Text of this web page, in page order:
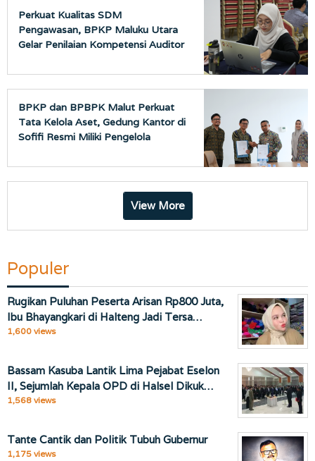
Perkuat Kualitas SDM
Pengawasan, BPKP Maluku Utara
Gelar Penilaian Kompetensi Auditor
BPKP dan BPBPK Malut Perkuat
Tata Kelola Aset, Gedung Kantor di
Sofifi Resmi Miliki Pengelola
View More
Populer
Rugikan Puluhan Peserta Arisan Rp800 Juta,
Ibu Bhayangkari di Halteng Jadi Tersa…
1,600 views
Bassam Kasuba Lantik Lima Pejabat Eselon
II, Sejumlah Kepala OPD di Halsel Dikuk…
1,568 views
Tante Cantik dan Politik Tubuh Gubernur
1,175 views